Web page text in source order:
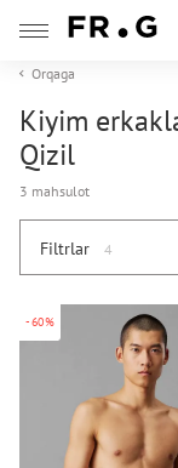
Orqaga
Kiyim
Qizil
3 mahsulot
Filtrlar 4
-60%